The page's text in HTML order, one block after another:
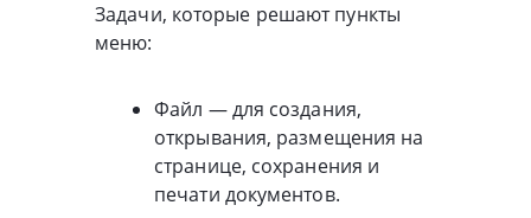
Задачи, которые решают пункты
меню:
Файл — для создания,
открывания, размещения на
странице, сохранения и
печати документов.